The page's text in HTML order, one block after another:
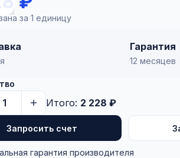
за 1 единицу
Гарантия
12 месяцев
Итого: 2 228 ₽
Запросить счет
гарантия производителя